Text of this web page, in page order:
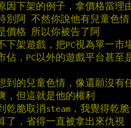
因下架的例子，拿價格當理
別阿 不然你說他有兒童色
價格 所以你被告了阿
下架遊戲，把PC視為單一市
，PC以外的遊戲平台甚至
的兒童色情，像還願沒有任
，但這就是他的權利
乾脆取消steam，我覺得乾
了，省得一直被拿出來仇視